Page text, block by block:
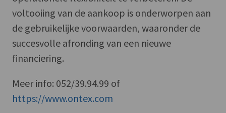
voltooiing van de aankoop is onderworpen aan
de gebruikelijke voorwaarden, waaronder de
succesvolle afronding van een nieuwe
financiering.
Meer info: 052/39.94.99 of
https://www.ontex.com